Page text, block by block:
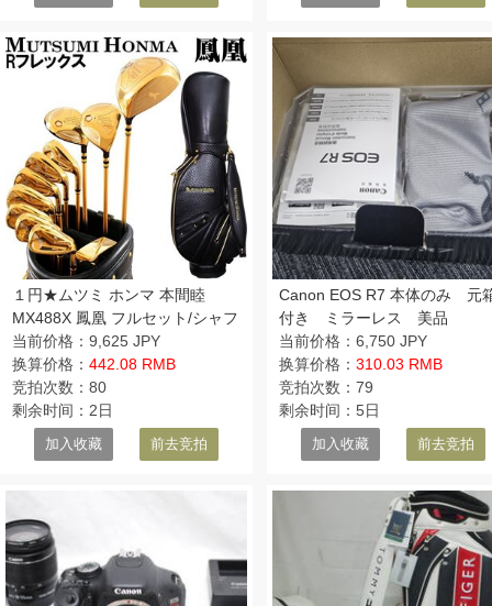
１円★ムツミ ホンマ 本間睦
MX488X 鳳凰 フルセット/シャフ
ト(R)/クラブ11本+キャディバッ
グ付★
当前价格：9,625 JPY
换算价格： 442.08 RMB
竞拍次数：80
剩余时间：2日
加入收藏 前去竞拍
Canon EOS R7 本体のみ 元
付き ミラーレス 美品
当前价格：6,750 JPY
换算价格： 310.03 RMB
竞拍次数：79
剩余时间：5日
加入收藏 前去竞拍